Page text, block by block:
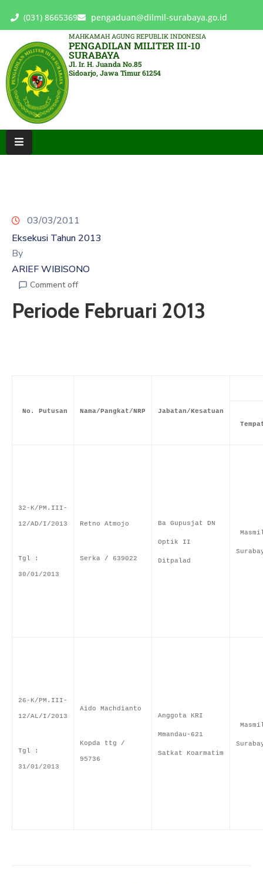
(031) 8665369 pengaduan@dilmil-surabaya.go.id
MAHKAMAH AGUNG REPUBLIK INDONESIA
PENGADILAN MILITER III-10
SURABAYA
Jl. Ir. H. Juanda No.85
Sidoarjo, Jawa Timur 61254
BERANDA
TENTANG
PENGADILAN
LAYANAN
HUKUM
LAYANAN
KINERJA
RB
ARTIKEL
GALERI
03/03/2011
Eksekusi Tahun 2013
By
ARIEF WIBISONO
Comment off
Periode Februari 2013
No. Putusan Nama/Pangkat/NRP
Jabatan/Kesatuan
32-K/PM.III-
12/AD/I/2013
Tgl :
30/01/2013
Retno Atmojo
Serka / 639022
Ba Gupusjat DN
Optik II
Ditpalad
26-K/PM.III-
12/AL/I/2013
Tgl :
31/01/2013
Aido Machdianto
Kopda ttg /
95736
Anggota KRI
Mmandau-621
Satkat Koarmatim